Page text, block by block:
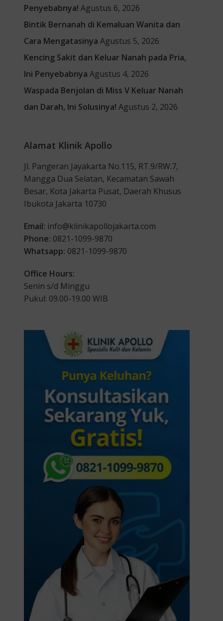
Penyebabnya! Agustus 6, 2026
Bintik Bernanah di Kemaluan Wanita dan
Cara Mengatasinya Agustus 5, 2026
Kencing Sakit dan Keluar Nanah pada Pria,
Ini Penyebabnya Agustus 4, 2026
Waspada Benjolan di Miss V Keluar Nanah
dan Darah, Ini Solusinya! Agustus 2, 2026
Alamat Klinik Apollo
Jl. Pangeran Jayakarta No.115, RT.9/RW.7,
Mangga Dua Selatan, Kecamatan Sawah
Besar, Kota Jakarta Pusat, Daerah Khusus
Ibukota Jakarta 10730
Email: info@klinikapollojakarta.com
Phone: 0821-1099-9870
Whatsapp: 0821-1099-9870
Office Hours:
Senin s/d Minggu
Pukul: 09.00-19.00 WIB